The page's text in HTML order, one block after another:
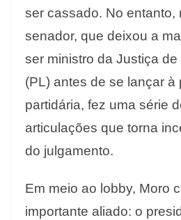
ser cassado. No entanto,
senador, que deixou a
ser ministro da Justiça
(PL) antes de se lançar à
partidária, fez uma série
articulações que torna
do julgamento.
Em meio ao lobby, Moro
importante aliado: o